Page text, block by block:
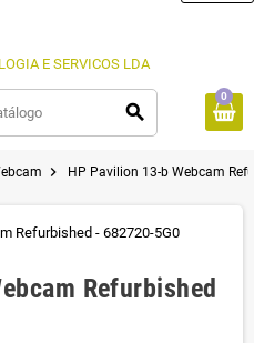
search
0
chevron_right HP Pavilion 13-b Webcam
Refurbished